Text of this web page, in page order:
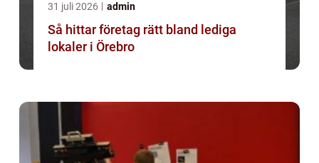
31 juli 2026 admin
Så hittar företag rätt bland lediga
lokaler i Örebro